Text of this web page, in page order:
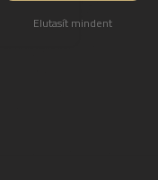
Elutasít mindent